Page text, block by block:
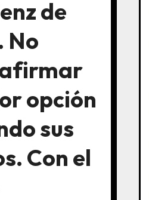
de
No
afirmar
opción
sus
Con el